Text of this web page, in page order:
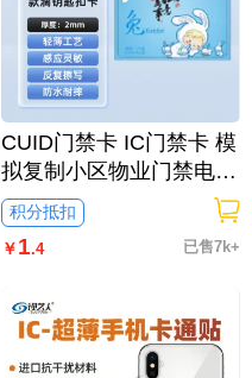
CUID门禁卡 IC门禁卡 模
拟复制小区物业门禁电梯
ID卡 电梯卡考勤卡刷卡/
十二生肖兔
积分抵扣
￥1.4 已售7k+